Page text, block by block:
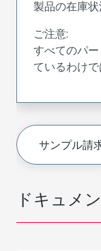
ドキュメ
製品の在庫
ご注意:
すべてのパ
ているわけで
サンプル請